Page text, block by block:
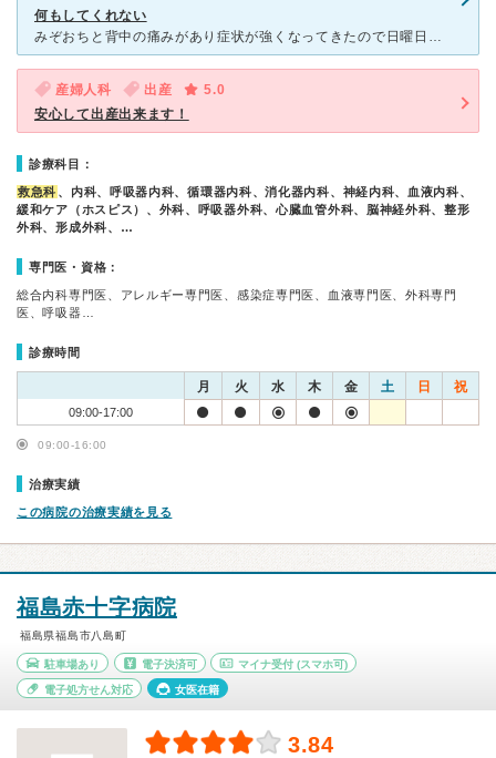
何もしてくれない
みぞおちと背中の痛みがあり症状が強くなってきたので日曜日だったので休日当番病院を受診すると、紹介状を書くので医療センターを受診するよう言われすぐ行きました。 痛みがある中特に何もされず、血液検査と点
産婦人科 出産
5.0
安心して出産出来ます！
診療科目：
救急科 、内科、呼吸器内科、循環器内科、消化器内科、神経内科、血液内科、
緩和ケア（ホスピス）、外科、呼吸器外科、心臓血管外科、脳神経外科、整形
外科、形成外科、…
専門医・資格：
総合内科専門医、アレルギー専門医、感染症専門医、血液専門医、外科専門
医、呼吸器…
診療時間
月 火 水 木 金 土 日 祝
09:00-17:00
09:00-16:00
治療実績
この病院の治療実績を見る
福島赤十字病院
福島県福島市八島町
駐車場あり 電子決済可 マイナ受付 (スマホ可)
電子処方せん対応 女医在籍
3.84